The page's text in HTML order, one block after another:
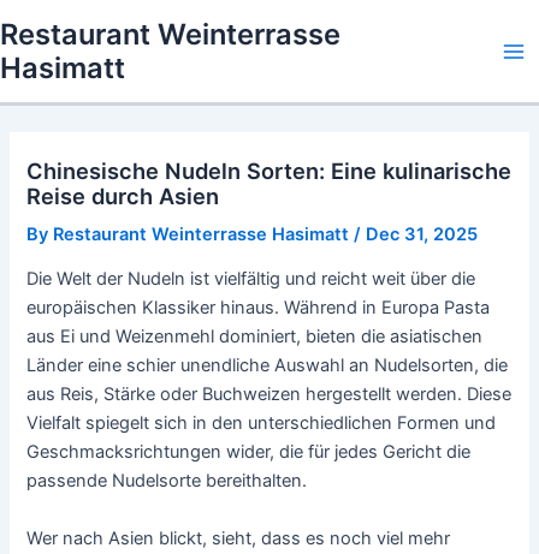
to
content
Restaurant Weinterrasse
Hasimatt
Chinesische Nudeln Sorten: Eine kulinarische
Reise durch Asien
By Restaurant Weinterrasse Hasimatt / Dec 31, 2025
Die Welt der Nudeln ist vielfältig und reicht weit über die
europäischen Klassiker hinaus. Während in Europa Pasta
aus Ei und Weizenmehl dominiert, bieten die asiatischen
Länder eine schier unendliche Auswahl an Nudelsorten, die
aus Reis, Stärke oder Buchweizen hergestellt werden. Diese
Vielfalt spiegelt sich in den unterschiedlichen Formen und
Geschmacksrichtungen wider, die für jedes Gericht die
passende Nudelsorte bereithalten.
Wer nach Asien blickt, sieht, dass es noch viel mehr